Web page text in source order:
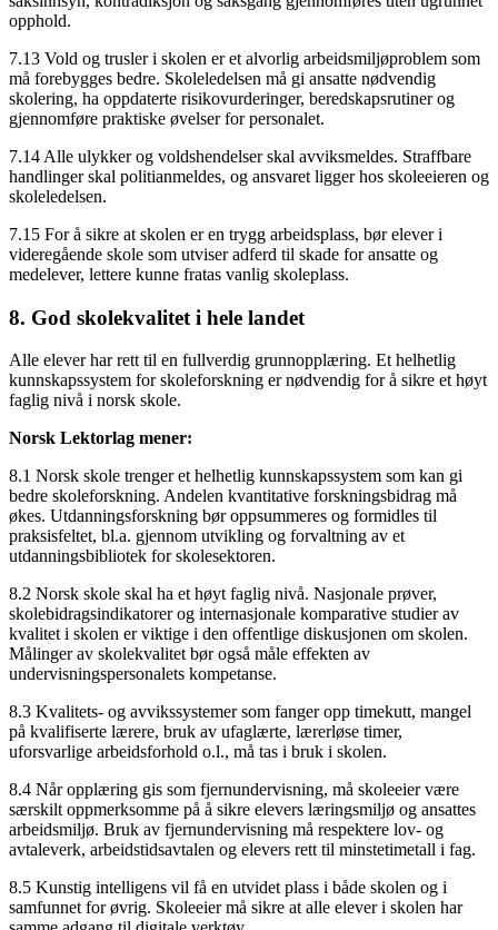
opphold.
7.13 Vold og trusler i skolen er et alvorlig arbeidsmiljøproblem som
må forebygges bedre. Skoleledelsen må gi ansatte nødvendig
skolering, ha oppdaterte risikovurderinger, beredskapsrutiner og
gjennomføre praktiske øvelser for personalet.
7.14 Alle ulykker og voldshendelser skal avviksmeldes. Straffbare
handlinger skal politianmeldes, og ansvaret ligger hos skoleeieren og
skoleledelsen.
7.15 For å sikre at skolen er en trygg arbeidsplass, bør elever i
videregående skole som utviser adferd til skade for ansatte og
medelever, lettere kunne fratas vanlig skoleplass.
8. God skolekvalitet i hele landet
Alle elever har rett til en fullverdig grunnopplæring. Et helhetlig
kunnskapssystem for skoleforskning er nødvendig for å sikre et høyt
faglig nivå i norsk skole.
Norsk Lektorlag mener:
8.1 Norsk skole trenger et helhetlig kunnskapssystem som kan gi
bedre skoleforskning. Andelen kvantitative forskningsbidrag må
økes. Utdanningsforskning bør oppsummeres og formidles til
praksisfeltet, bl.a. gjennom utvikling og forvaltning av et
utdanningsbibliotek for skolesektoren.
8.2 Norsk skole skal ha et høyt faglig nivå. Nasjonale prøver,
skolebidragsindikatorer og internasjonale komparative studier av
kvalitet i skolen er viktige i den offentlige diskusjonen om skolen.
Målinger av skolekvalitet bør også måle effekten av
undervisningspersonalets kompetanse.
8.3 Kvalitets- og avvikssystemer som fanger opp timekutt, mangel
på kvalifiserte lærere, bruk av ufaglærte, lærerløse timer,
uforsvarlige arbeidsforhold o.l., må tas i bruk i skolen.
8.4 Når opplæring gis som fjernundervisning, må skoleeier være
særskilt oppmerksomme på å sikre elevers læringsmiljø og ansattes
arbeidsmiljø. Bruk av fjernundervisning må respektere lov- og
avtaleverk, arbeidstidsavtalen og elevers rett til minstetimetall i fag.
8.5 Kunstig intelligens vil få en utvidet plass i både skolen og i
samfunnet for øvrig. Skoleeier må sikre at alle elever i skolen har